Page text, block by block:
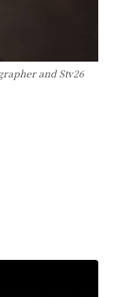
and Stv26